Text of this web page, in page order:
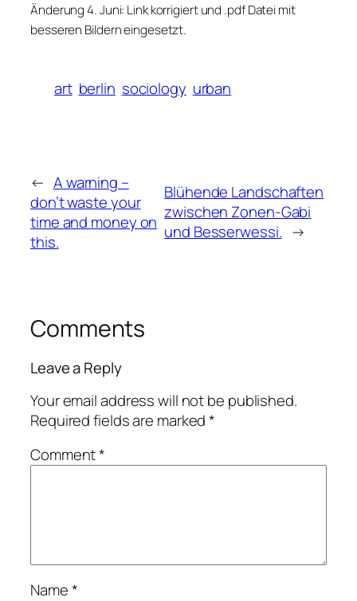
Änderung 4. Juni: Link korrigiert und .pdf Datei mit
besseren Bildern eingesetzt.
art berlin sociology urban
← A warning –
don’t waste your
time and money on
this.
Blühende Landschaften
zwischen Zonen-Gabi
und Besserwessi. →
Comments
Leave a Reply
Your email address will not be published.
Required fields are marked*
Comment*
Name*